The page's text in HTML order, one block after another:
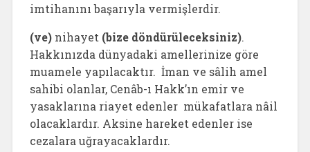
imtihanını başarıyla vermişlerdir.
(ve)nihayet (bize döndürüleceksiniz).
Hakkınızda dünyadaki amellerinize göre
muamele yapılacaktır. İman ve sâlih amel
sahibi olanlar, Cenâb-ı Hakk’ın emir ve
yasaklarına riayet edenler mükafatlara nâil
olacaklardır. Aksine hareket edenler ise
cezalara uğrayacaklardır.